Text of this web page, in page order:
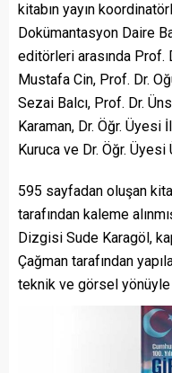
kitabın yayın
Dokümantasyon Daire
editörleri arasında Prof.
Mustafa Cin, Prof. Dr.
Sezai Balcı, Prof. Dr.
Karaman, Dr. Öğr. Üyesi
Kuruca ve Dr. Öğr. Üyesi
595 sayfadan oluşan
tarafından kaleme
Dizgisi Sude Karagöl,
Çağman tarafından
teknik ve görsel